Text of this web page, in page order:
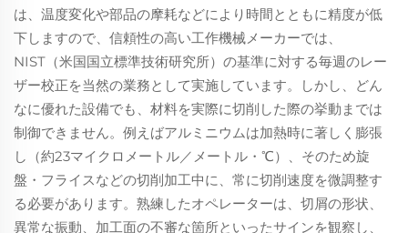
は、温度変化や部品の摩耗などにより時間とともに精度が低
下しますので、信頼性の高い工作機械メーカーでは、
NIST（米国国立標準技術研究所）の基準に対する毎週のレー
ザー校正を当然の業務として実施しています。しかし、どん
なに優れた設備でも、材料を実際に切削した際の挙動までは
制御できません。例えばアルミニウムは加熱時に著しく膨張
し（約23マイクロメートル／メートル・℃）、そのため旋
盤・フライスなどの切削加工中に、常に切削速度を微調整す
る必要があります。熟練したオペレーターは、切屑の形状、
異常な振動、加工面の不審な箇所といったサインを観察し、